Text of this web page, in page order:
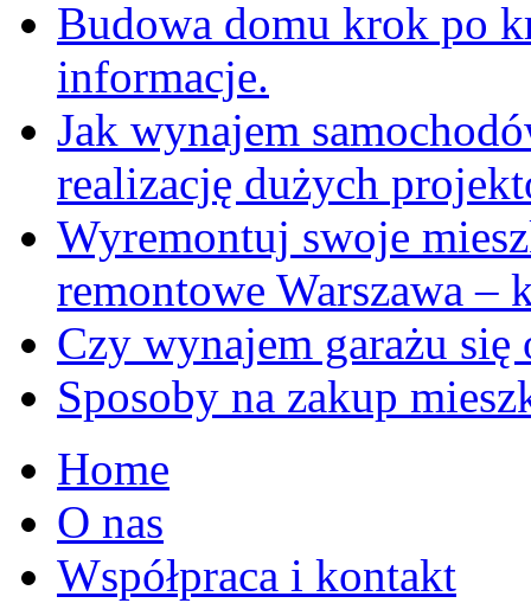
Budowa domu krok po
informacje.
Jak wynajem
realizację dużych
Wyremontuj swoje
remontowe Warszawa –
Czy wynajem garażu się
Sposoby na zakup
Home
O nas
Współpraca i kontakt